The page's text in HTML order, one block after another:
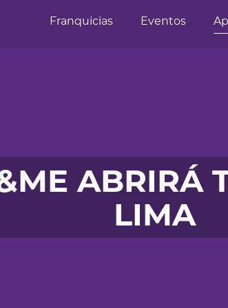
Franquicias Eventos
ABRIRÁ
LIMA